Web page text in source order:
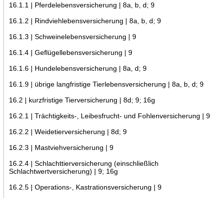
16.1.1 | Pferdelebensversicherung | 8a, b, d; 9
16.1.2 | Rindviehlebensversicherung | 8a, b, d; 9
16.1.3 | Schweinelebensversicherung | 9
16.1.4 | Geflügellebensversicherung | 9
16.1.6 | Hundelebensversicherung | 8a, d; 9
16.1.9 | übrige langfristige Tierlebensversicherung | 8a, b, d; 9
16.2 | kurzfristige Tierversicherung | 8d; 9; 16g
16.2.1 | Trächtigkeits-, Leibesfrucht- und Fohlenversicherung | 9
16.2.2 | Weidetierversicherung | 8d; 9
16.2.3 | Mastviehversicherung | 9
16.2.4 | Schlachttierversicherung (einschließlich
Schlachtwertversicherung) | 9; 16g
16.2.5 | Operations-, Kastrationsversicherung | 9